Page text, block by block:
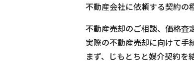
不動産会社に依頼する契約の
不動産売却のご相談、価格査
実際の不動産売却に向けて手
まず、じもとちと媒介契約を